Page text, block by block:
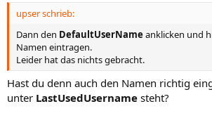
upser schrieb:
Dann den DefaultUserName anklicken und
Namen eintragen.
Leider hat das nichts gebracht.
Hast du denn auch den Namen richtig
unter LastUsedUsername steht?